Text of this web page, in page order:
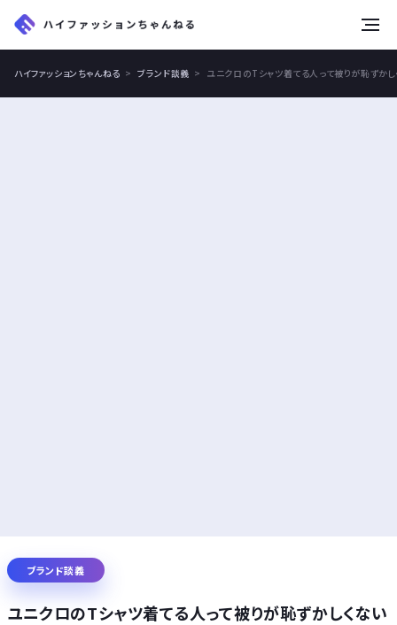
ハイファッションちゃんねる ブランド談義 ユニクロのTシャツ着てる人って被りが恥ずか
ブランド談義
ユニクロのTシャツ着てる人って被りが恥ずかしくない